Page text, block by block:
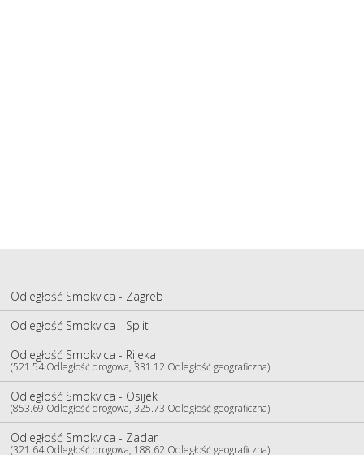
Odległość Smokvica - Zagreb
Odległość Smokvica - Split
Odległość Smokvica - Rijeka
(521.54 Odległość drogowa, 331.12 Odległość geograficzna)
Odległość Smokvica - Osijek
(853.69 Odległość drogowa, 325.73 Odległość geograficzna)
Odległość Smokvica - Zadar
(321.64 Odległość drogowa, 188.62 Odległość geograficzna)